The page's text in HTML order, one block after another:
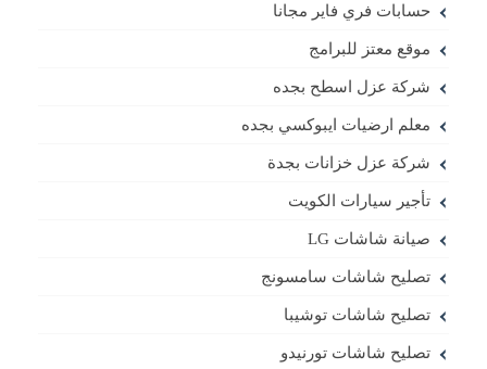
حسابات فري فاير مجانا
موقع معتز للبرامج
شركة عزل اسطح بجده
معلم ارضيات ايبوكسي بجده
شركة عزل خزانات بجدة
تأجير سيارات الكويت
صيانة شاشات LG
تصليح شاشات سامسونج
تصليح شاشات توشيبا
تصليح شاشات تورنيدو